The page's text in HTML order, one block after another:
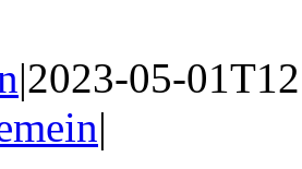
|2023-05-
|